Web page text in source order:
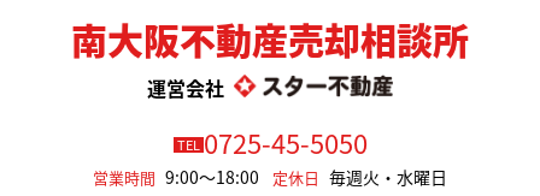
南大阪不動産売却相談所
運営会社
TEL0725-45-5050
営業時間 9:00～18:00 定休日 毎週火・水曜日